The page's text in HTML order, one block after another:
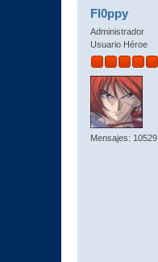
Fl0ppy
Administrador
Usuario Héroe
Mensajes: 10529